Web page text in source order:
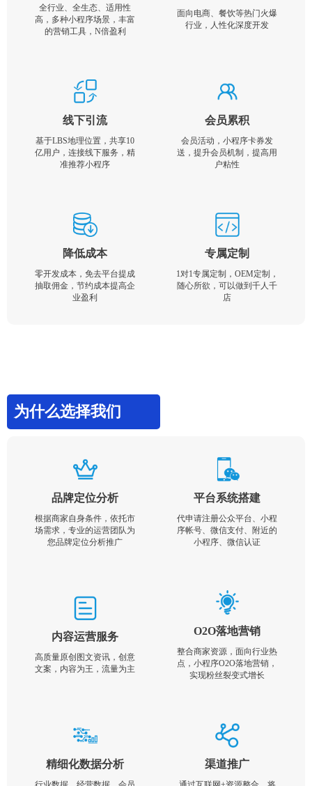
全行业、全生态、适用性
高，多种小程序场景，丰富
的营销工具，N倍盈利
面向电商、餐饮等热门火爆
行业，人性化深度开发
线下引流
基于LBS地理位置，共享10
亿用户，连接线下服务，精
准推荐小程序
会员累积
会员活动，小程序卡券发
送，提升会员机制，提高用
户粘性
降低成本
零开发成本，免去平台提成
抽取佣金，节约成本提高企
业盈利
专属定制
1对1专属定制，OEM定制，
随心所欲，可以做到千人千
店
为什么选择我们
品牌定位分析
根据商家自身条件，依托市
场需求，专业的运营团队为
您品牌定位分析推广
平台系统搭建
代申请注册公众平台、小程
序帐号、微信支付、附近的
小程序、微信认证
内容运营服务
高质量原创图文资讯，创意
文案，内容为王，流量为主
O2O落地营销
整合商家资源，面向行业热
点，小程序O2O落地营销，
实现粉丝裂变式增长
精细化数据分析 渠道推广